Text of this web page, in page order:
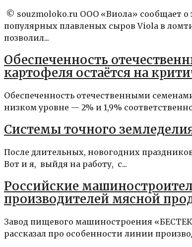
© souzmoloko.ru ООО «Виола» сообщает
популярных плавленых сыров Viola в
позволил...
Обеспеченность
картофеля остаётся на
Обеспеченность отечественными
низком уровне — 2% и 1,9%
Системы точного
После длительных, новогодних
Вот и я, выйдя на работу, с...
Российские
производителей мясной
Завод пищевого машиностроения
рассказал про особенности линии